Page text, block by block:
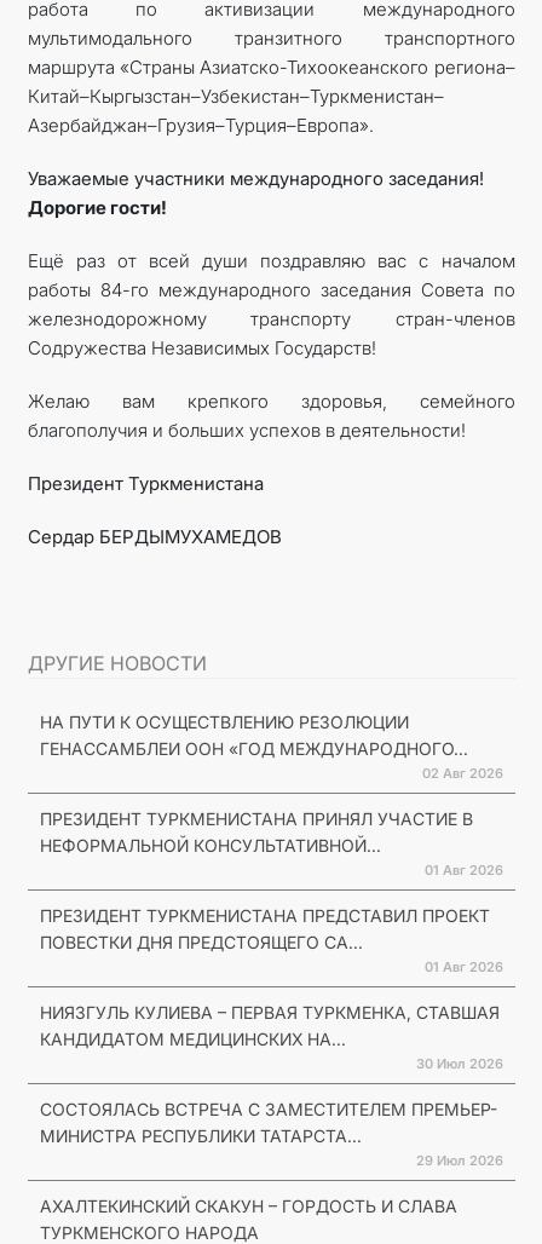
работа по активизации международного
мультимодального транзитного транспортного
маршрута «Страны Азиатско-Тихоокеанского региона–
Китай–Кыргызстан–Узбекистан–Туркменистан–
Азербайджан–Грузия–Турция–Европа».
Уважаемые участники международного заседания!
Дорогие гости!
Ещё раз от всей души поздравляю вас с началом
работы 84-го международного заседания Совета по
железнодорожному транспорту стран-членов
Содружества Независимых Государств!
Желаю вам крепкого здоровья, семейного
благополучия и больших успехов в деятельности!
Президент Туркменистана
Сердар БЕРДЫМУХАМЕДОВ
ДРУГИЕ НОВОСТИ
НА ПУТИ К ОСУЩЕСТВЛЕНИЮ РЕЗОЛЮЦИИ
ГЕНАССАМБЛЕИ ООН «ГОД МЕЖДУНАРОДНОГО...
02 Авг 2026
ПРЕЗИДЕНТ ТУРКМЕНИСТАНА ПРИНЯЛ УЧАСТИЕ В
НЕФОРМАЛЬНОЙ КОНСУЛЬТАТИВНОЙ...
01 Авг 2026
ПРЕЗИДЕНТ ТУРКМЕНИСТАНА ПРЕДСТАВИЛ ПРОЕКТ
ПОВЕСТКИ ДНЯ ПРЕДСТОЯЩЕГО СА...
01 Авг 2026
НИЯЗГУЛЬ КУЛИЕВА – ПЕРВАЯ ТУРКМЕНКА, СТАВШАЯ
КАНДИДАТОМ МЕДИЦИНСКИХ НА...
30 Июл 2026
СОСТОЯЛАСЬ ВСТРЕЧА С ЗАМЕСТИТЕЛЕМ ПРЕМЬЕР-
МИНИСТРА РЕСПУБЛИКИ ТАТАРСТА...
29 Июл 2026
АХАЛТЕКИНСКИЙ СКАКУН – ГОРДОСТЬ И СЛАВА
ТУРКМЕНСКОГО НАРОДА